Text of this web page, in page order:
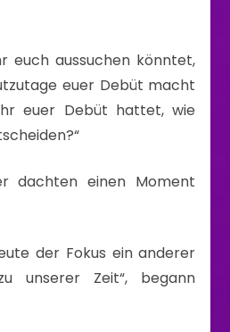
euch aussuchen könntet,
euer Debüt macht
euer Debüt hattet, wie
dachten einen Moment
der Fokus ein anderer
unserer Zeit“, begann